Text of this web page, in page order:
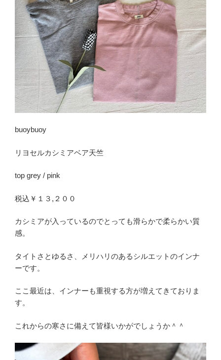
buoybuoy
リヨセルカシミアベア天竺
top grey / pink
税込￥１３,２００
カシミアが入っているのでとっても滑らかで柔らかい質
感。
タイトさとゆるさ、メリハリのあるシルエットのインナ
ーです。
ここ最近は、インナーも重視する方が増えてきておりま
す。
これからの寒さに備えて皆様いかがでしょうか＾＾